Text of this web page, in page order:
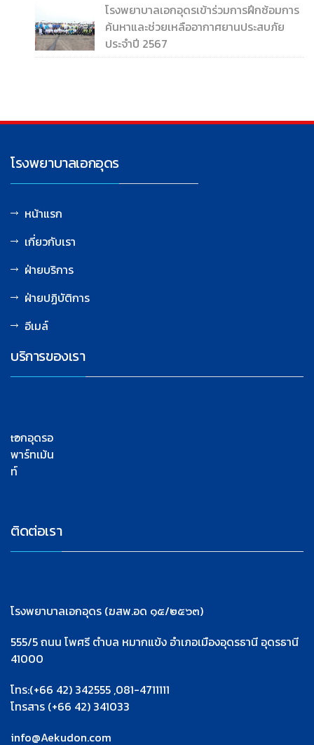
โรงพยาบาลเอกอุดรเข้าร่วมการฝึกซ้อมการ
ค้นหาและช่วยเหลืออากาศยานประสบภัย
ประจำปี 2567
โรงพยาบาลเอกอุดร
หน้าแรก
เกี่ยวกับเรา
ฝ่ายบริการ
ฝ่ายปฏิบัติการ
อีเมล์
บริการของเรา
เอกอุดรอ
พาร์ทเม้น
ท์
ติดต่อเรา
โรงพยาบาลเอกอุดร (ฆสพ.อด ๑๕/๒๕๖๓)
555/5 ถนน โพศรี ตำบล หมากแข้ง อำเภอเมืองอุดรธานี อุดรธานี
41000
โทร:(+66 42) 342555 ,081-4711111
โทรสาร (+66 42) 341033
info@Aekudon.com